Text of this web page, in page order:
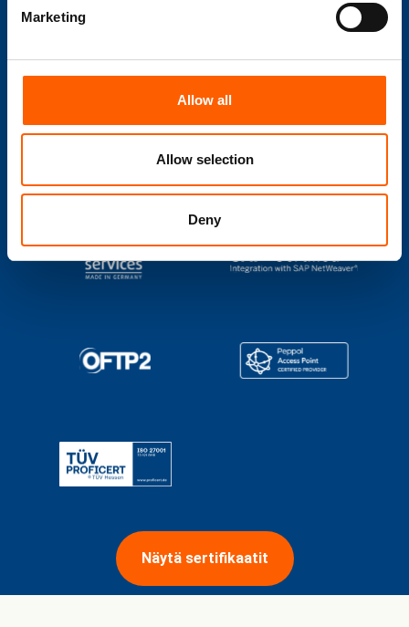
Marketing
Allow all
Allow selection
Deny
compacer on turvallinen ja sertifioitu kumppani datan
Näytä sertifikaatit